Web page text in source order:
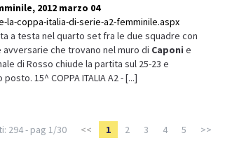
2012 marzo 04
coppa-italia-di-serie-a2-femminile.aspx
a testa nel quarto set fra le due squadre con
che trovano nel muro di Caponi e
di Rosso chiude la partita sul 25-23 e
15^ COPPA ITALIA A2 - [...]
294 - pag 1/30 << 1 2 3 4 5 >>